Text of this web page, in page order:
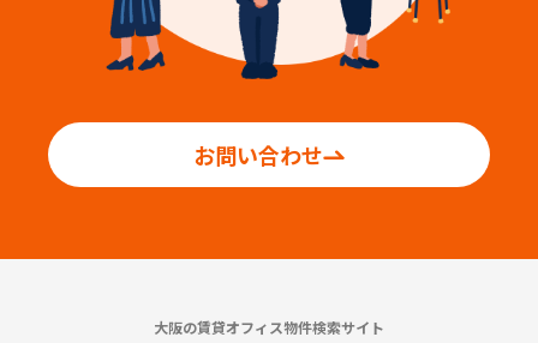
お問い合わせ
大阪の賃貸オフィス物件検索サイト